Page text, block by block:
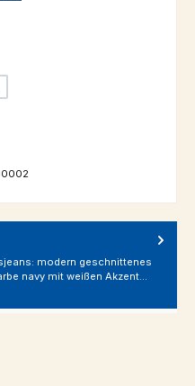
modern geschnittenes
navy mit weißen Akzent…